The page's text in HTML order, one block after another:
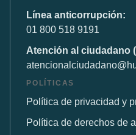
Línea anticorrupción:
01 800 518 9191
Atención al ciudadano
POLÍTICAS
Política de privacidad y
Política de derechos de